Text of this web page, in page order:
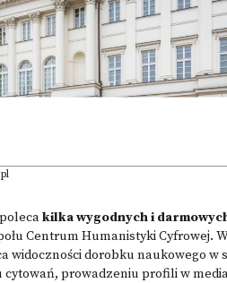
kilka wygodnych i
Centrum Humanistyki Cyfrowej.
widoczności dorobku naukowego w
prowadzeniu profili w